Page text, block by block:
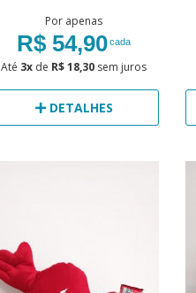
Por apenas
R$ 54,90cada
Até 3x de R$ 18,30 sem juros
DETALHES